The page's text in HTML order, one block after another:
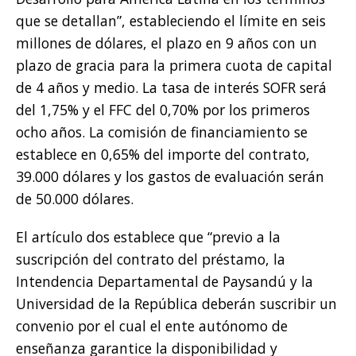
que se detallan”, estableciendo el límite en seis
millones de dólares, el plazo en 9 años con un
plazo de gracia para la primera cuota de capital
de 4 años y medio. La tasa de interés SOFR será
del 1,75% y el FFC del 0,70% por los primeros
ocho años. La comisión de financiamiento se
establece en 0,65% del importe del contrato,
39.000 dólares y los gastos de evaluación serán
de 50.000 dólares.
El artículo dos establece que “previo a la
suscripción del contrato del préstamo, la
Intendencia Departamental de Paysandú y la
Universidad de la República deberán suscribir un
convenio por el cual el ente autónomo de
enseñanza garantice la disponibilidad y